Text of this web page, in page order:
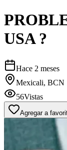
USA ?
Hace 2 meses
Mexicali, BCN
56Vistas
Agregar a